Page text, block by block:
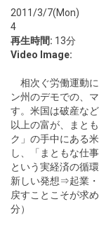
2011/3/7(Mon)
4
再生時間: 13分
Video Image:
相次ぐ労働運動
ン州のデモでの、
す。米国は破産な
以上の富が、まと
ク」の手中にある
し、「まともな仕
という実経済の循
新しい発想⇒起業
戻すことこそが求
分）